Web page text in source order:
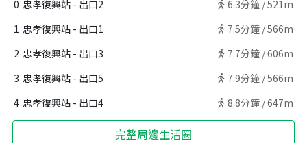
0 忠孝復興站 - 出口2 6.3分鐘 /521m
1 忠孝復興站 - 出口1 7.5分鐘 /566m
2 忠孝復興站 - 出口3 7.7分鐘 /606m
3 忠孝復興站 - 出口5 7.9分鐘 /566m
4 忠孝復興站 - 出口4 8.8分鐘 /647m
完整周邊生活圈